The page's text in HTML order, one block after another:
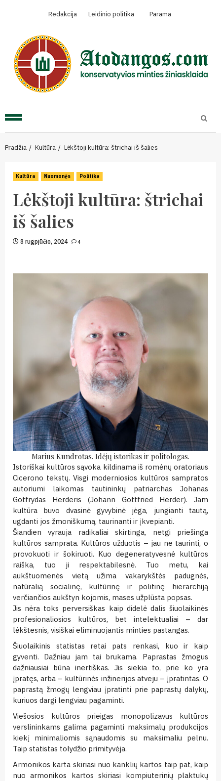
Redakcija Leidinio politika Parama
Primary
Pradžia Kultūra Lėkštoji kultūra: štrichai iš šalies
Kultūra Nuomonės Politika
Lėkštoji kultūra: štrichai
iš šalies
8 rugpjūčio, 2024 4
Marius Kundrotas. Idėjų istorikas ir politologas.
Istoriškai kultūros sąvoka kildinama iš romėnų oratoriaus
Cicerono tekstų. Visgi moderniosios kultūros sampratos
autoriumi laikomas tautininkų patriarchas Johanas
Gotfrydas Herderis (Johann Gottfried Herder). Jam
kultūra buvo dvasinė gyvybinė jėga, jungianti tautą,
ugdanti jos žmoniškumą, taurinanti ir įkvepianti.
Šiandien vyrauja radikaliai skirtinga, netgi priešinga
kultūros samprata. Kultūros užduotis – jau ne taurinti, o
provokuoti ir šokiruoti. Kuo degeneratyvesnė kultūros
raiška, tuo ji respektabilesnė. Tuo metu, kai
aukštuomenės vietą užima vakarykštės padugnės,
natūralią socialinę, kultūrinę ir politinę hierarchiją
verčiančios aukštyn kojomis, mases užplūsta popsas.
Jis nėra toks perversiškas kaip didelė dalis šiuolaikinės
profesionaliosios kultūros, bet intelektualiai – dar
lėkštesnis, visiškai eliminuojantis minties pastangas.
Šiuolaikinis statistas retai pats renkasi, kuo ir kaip
gyventi. Dažniau jam tai brukama. Paprastas žmogus
dažniausiai būna inertiškas. Jis siekia to, prie ko yra
įpratęs, arba – kultūrinės inžinerijos atveju – įpratintas. O
paprastą žmogų lengviau įpratinti prie paprastų dalykų,
kuriuos dargi lengviau pagaminti.
Viešosios kultūros prieigas monopolizavus kultūros
verslininkams galima pagaminti maksimalų produkcijos
kiekį minimaliomis sąnaudomis su maksimaliu pelnu.
Taip statistas tolydžio primityvėja.
Armonikos karta skiriasi nuo kanklių kartos taip pat, kaip
nuo armonikos kartos skiriasi kompiuterinių plaktukų